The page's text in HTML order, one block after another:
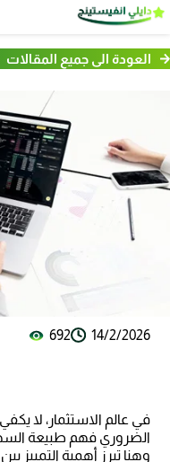
العودة الى جميع المقالات
14/2/2026
692
في عالم الاستثمار، لا
الضروري فهم طبيعة
وهنا تبرز أهمية التمييز